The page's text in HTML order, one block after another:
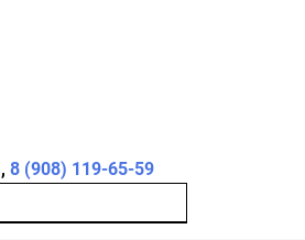
, 8 (908) 119-65-59